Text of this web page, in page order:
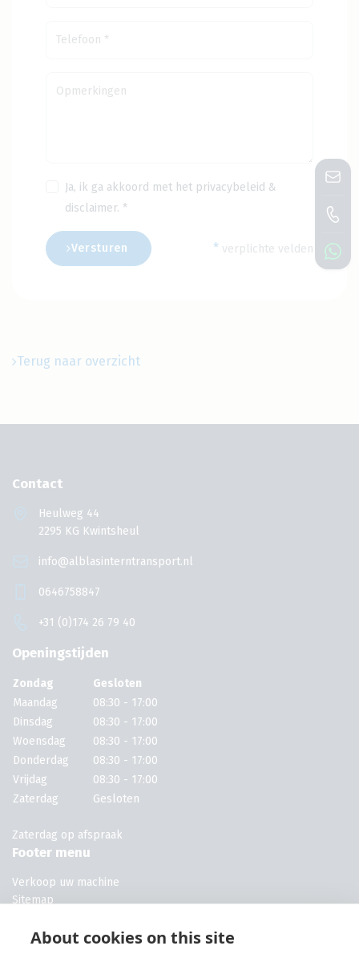
Ja, ik ga akkoord met het privacybeleid &
disclaimer. *
Versturen * verplichte velden
Terug naar overzicht
Contact
Heulweg 44
2295 KG Kwintsheul
info@alblasinterntransport.nl
0646758847
+31 (0)174 26 79 40
Openingstijden
Zondag
Gesloten
Maandag
08:30 - 17:00
Dinsdag
08:30 - 17:00
Woensdag
08:30 - 17:00
Donderdag
08:30 - 17:00
Vrijdag
08:30 - 17:00
Zaterdag
Gesloten
Zaterdag op afspraak
Footer menu
Verkoop uw machine
Sitemap
Machines voor kwekerijen
About cookies on this site